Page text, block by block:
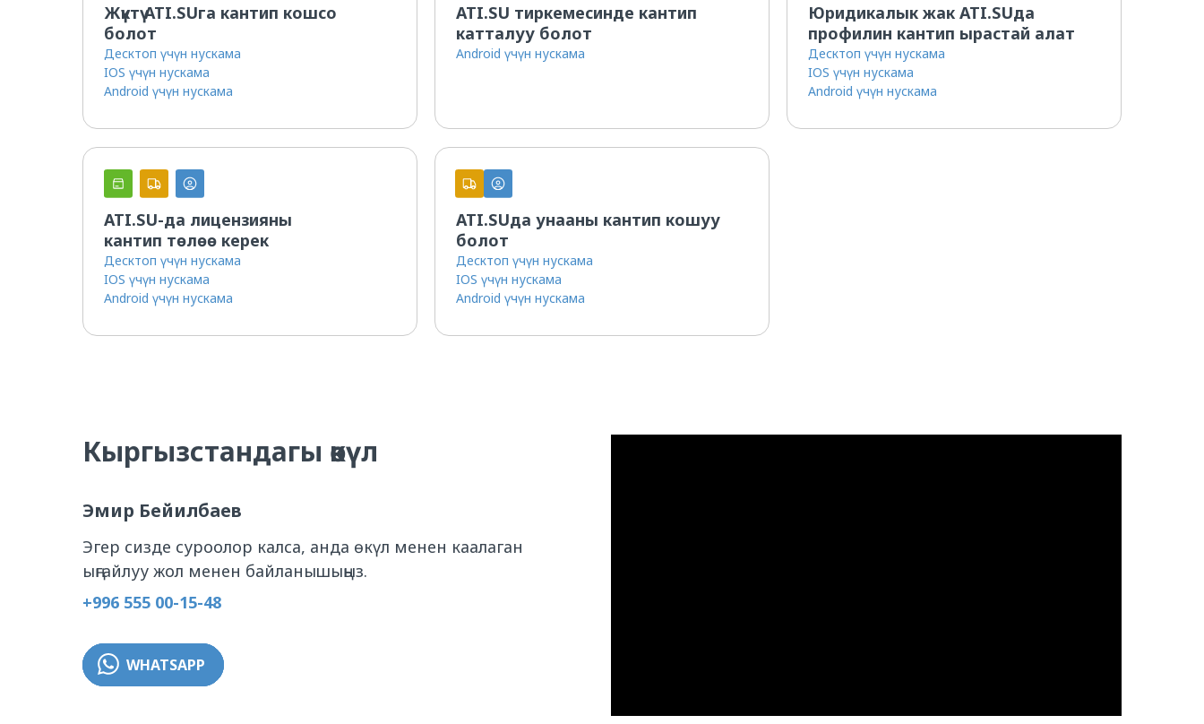
Юридикалык жак ATI.SUда
профилин кантип ырастай алат
Десктоп үчүн нускама
IOS үчүн нускама
Android үчүн нускама
Жүктү ATI.SUга кантип кошсо
болот
Десктоп үчүн нускама
IOS үчүн нускама
Android үчүн нускама
ATI.SU тиркемесинде кантип
катталуу болот
Android үчүн нускама
ATI.SU-да лицензияны
кантип төлөө керек
Десктоп үчүн нускама
IOS үчүн нускама
Android үчүн нускама
ATI.SUда унааны кантип кошуу
болот
Десктоп үчүн нускама
IOS үчүн нускама
Android үчүн нускама
Кыргызстандагы өкүл
Эмир Бейилб аев
Эгер сизде суроолор калса, анда өкүл менен каалаган
ыңгайлуу жол менен байланышыңыз.
+996 555 00-15-48
WHATSAPP